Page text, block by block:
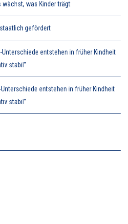
wächst, was Kinder trägt
gefördert
Unterschiede entstehen in früher Kindheit
stabil”
entstehen in früher Kindheit
stabil”